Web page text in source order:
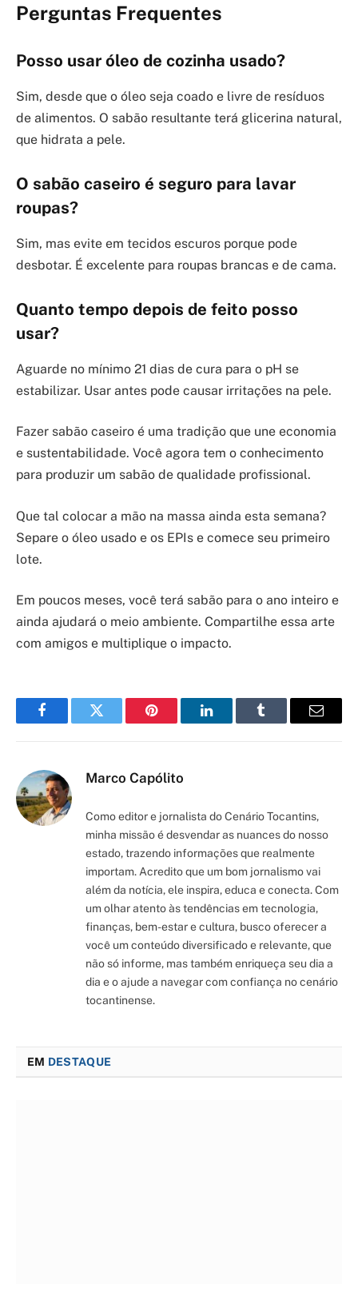
Perguntas Frequentes
Posso usar óleo de cozinha usado?
Sim, desde que o óleo seja coado e livre de resíduos
de alimentos. O sabão resultante terá glicerina natural,
que hidrata a pele.
O sabão caseiro é seguro para lavar
roupas?
Sim, mas evite em tecidos escuros porque pode
desbotar. É excelente para roupas brancas e de cama.
Quanto tempo depois de feito posso
usar?
Aguarde no mínimo 21 dias de cura para o pH se
estabilizar. Usar antes pode causar irritações na pele.
Fazer sabão caseiro é uma tradição que une economia
e sustentabilidade. Você agora tem o conhecimento
para produzir um sabão de qualidade profissional.
Que tal colocar a mão na massa ainda esta semana?
Separe o óleo usado e os EPIs e comece seu primeiro
lote.
Em poucos meses, você terá sabão para o ano inteiro e
ainda ajudará o meio ambiente. Compartilhe essa arte
com amigos e multiplique o impacto.
FacebookTwitter Pinterest LinkedInTumblr Email
Marco Capólito
Como editor e jornalista do Cenário Tocantins,
minha missão é desvendar as nuances do nosso
estado, trazendo informações que realmente
importam. Acredito que um bom jornalismo vai
além da notícia, ele inspira, educa e conecta. Com
um olhar atento às tendências em tecnologia,
finanças, bem-estar e cultura, busco oferecer a
você um conteúdo diversificado e relevante, que
não só informe, mas também enriqueça seu dia a
dia e o ajude a navegar com confiança no cenário
tocantinense.
EM DESTAQUE